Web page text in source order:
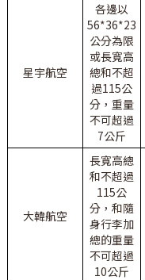
星宇航空
各邊以
56*36*23
公分為限
或長寬高
總和不超
過115公
分，重量
不可超過
7公斤
大韓航空
長寬高總
和不超過
115公
分，和隨
身行李加
總的重量
不可超過
10公斤